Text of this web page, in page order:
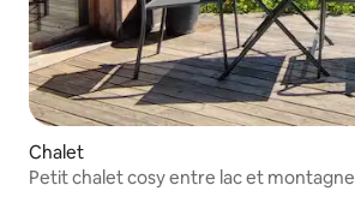
Chalet
Petit chalet cosy entre lac et montagne